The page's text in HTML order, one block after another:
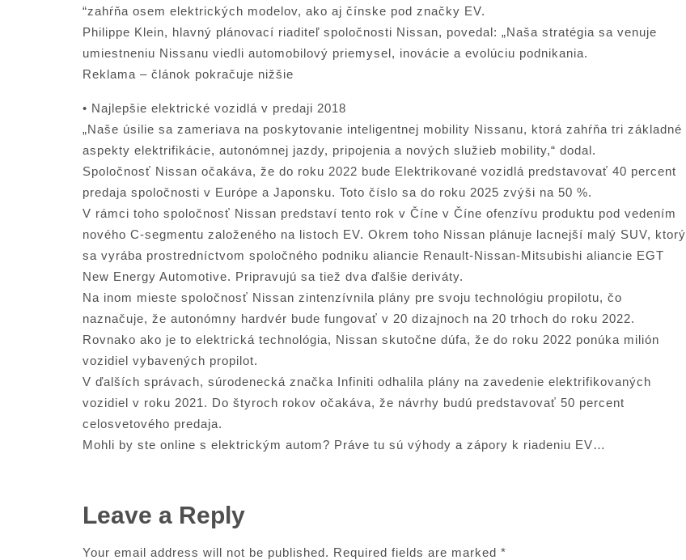
“zahŕňa osem elektrických modelov, ako aj čínske pod značky EV.
Philippe Klein, hlavný plánovací riaditeľ spoločnosti Nissan, povedal: „Naša stratégia sa venuje
umiestneniu Nissanu viedli automobilový priemysel, inovácie a evolúciu podnikania.
Reklama – článok pokračuje nižšie
• Najlepšie elektrické vozidlá v predaji 2018
„Naše úsilie sa zameriava na poskytovanie inteligentnej mobility Nissanu, ktorá zahŕňa tri základné
aspekty elektrifikácie, autonómnej jazdy, pripojenia a nových služieb mobility,“ dodal.
Spoločnosť Nissan očakáva, že do roku 2022 bude Elektrikované vozidlá predstavovať 40 percent
predaja spoločnosti v Európe a Japonsku. Toto číslo sa do roku 2025 zvýši na 50 %.
V rámci toho spoločnosť Nissan predstaví tento rok v Číne v Číne ofenzívu produktu pod vedením
nového C-segmentu založeného na listoch EV. Okrem toho Nissan plánuje lacnejší malý SUV, ktorý
sa vyrába prostredníctvom spoločného podniku aliancie Renault-Nissan-Mitsubishi aliancie EGT
New Energy Automotive. Pripravujú sa tiež dva ďalšie deriváty.
Na inom mieste spoločnosť Nissan zintenzívnila plány pre svoju technológiu propilotu, čo
naznačuje, že autonómny hardvér bude fungovať v 20 dizajnoch na 20 trhoch do roku 2022.
Rovnako ako je to elektrická technológia, Nissan skutočne dúfa, že do roku 2022 ponúka milión
vozidiel vybavených propilot.
V ďalších správach, súrodenecká značka Infiniti odhalila plány na zavedenie elektrifikovaných
vozidiel v roku 2021. Do štyroch rokov očakáva, že návrhy budú predstavovať 50 percent
celosvetového predaja.
Mohli by ste online s elektrickým autom? Práve tu sú výhody a zápory k riadeniu EV…
Leave a Reply
Your email address will not be published. Required fields are marked *